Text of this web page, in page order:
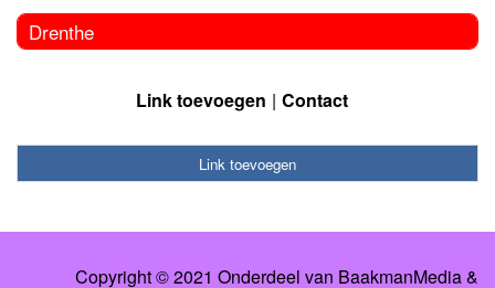
Drenthe
Link toevoegen Contact
Link toevoegen
Copyright © 2021 Onderdeel van BaakmanMedia&